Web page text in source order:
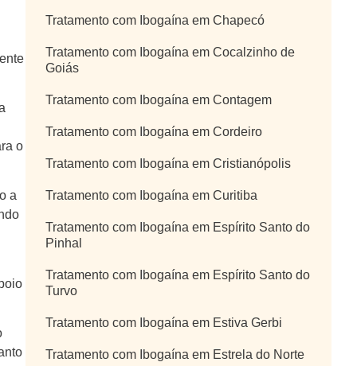
o
a
Tratamento com Ibogaína em Chapecó
Tratamento com Ibogaína em Cocalzinho de
Goiás
Tratamento com Ibogaína em Contagem
Tratamento com Ibogaína em Cordeiro
Tratamento com Ibogaína em Cristianópolis
Tratamento com Ibogaína em Curitiba
Tratamento com Ibogaína em Espírito Santo do
Pinhal
Tratamento com Ibogaína em Espírito Santo do
Turvo
Tratamento com Ibogaína em Estiva Gerbi
Tratamento com Ibogaína em Estrela do Norte